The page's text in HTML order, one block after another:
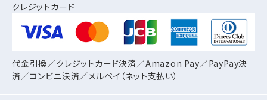
クレジットカード
代金引換／クレジットカード決済／Amazon Pay／PayPay決
済／コンビニ決済／メルペイ（ネット支払い）